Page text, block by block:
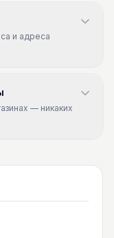
и адреса
— никаких